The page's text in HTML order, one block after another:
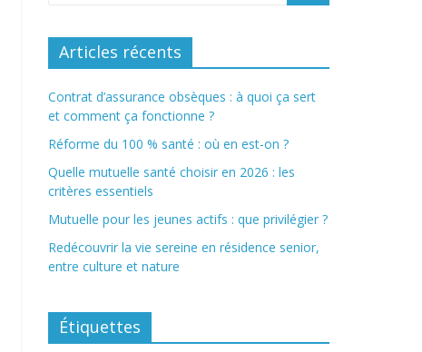
Articles récents
Contrat d’assurance obsèques : à quoi ça sert
et comment ça fonctionne ?
Réforme du 100 % santé : où en est-on ?
Quelle mutuelle santé choisir en 2026 : les
critères essentiels
Mutuelle pour les jeunes actifs : que privilégier ?
Redécouvrir la vie sereine en résidence senior,
entre culture et nature
Étiquettes